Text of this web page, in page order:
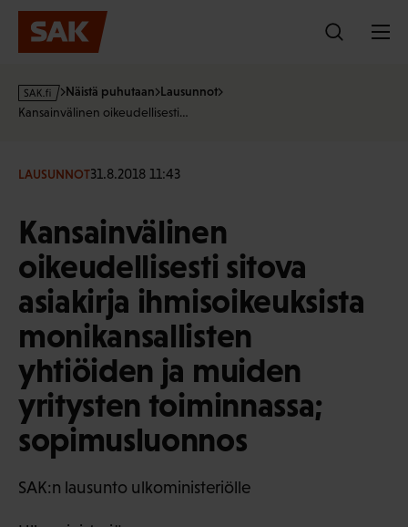
Hyppää
sisältöön
s
a
f
Näistä puhutaan Lausunnot
Kansainvälinen oikeudellisesti…
LAUSUNNOT31.8.2018 11:43
Kansainvälinen
oikeudellisesti sitova
asiakirja ihmisoikeuksista
monikansallisten
yhtiöiden ja muiden
yritysten toiminnassa;
sopimusluonnos
SAK:n lausunto ulkoministeriölle